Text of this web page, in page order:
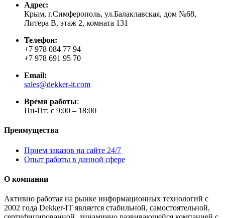
Адрес:
Крым, г.Симферополь, ул.Балаклавская, дом №68,
Литера В, этаж 2, комната 131
Телефон:
+7 978 084 77 94
+7 978 691 95 70
Email:
sales@dekker-it.com
Время работы:
Пн-Пт: с 9:00 – 18:00
Преимущества
Прием заказов на сайте 24/7
Опыт работы в данной сфере
О компании
Активно работая на рынке информационных технологий с
2002 года Dekker-IT является стабильной, самостоятельной,